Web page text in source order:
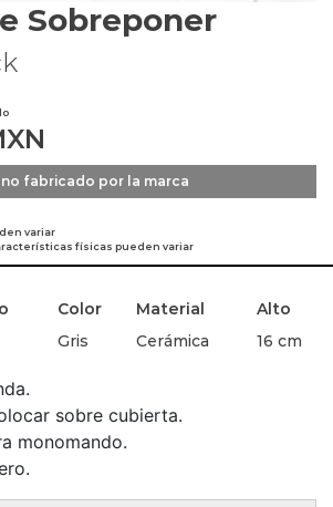
Sobreponer
no fabricado por la marca
variar
físicas pueden variar
Color Material
Alto
Gris Cerámica 16 cm
sobre cubierta.
monomando.